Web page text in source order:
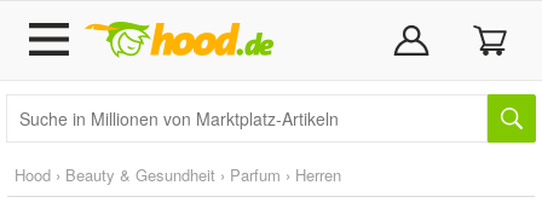
Hood › Beauty & Gesundheit › Parfum › Herren